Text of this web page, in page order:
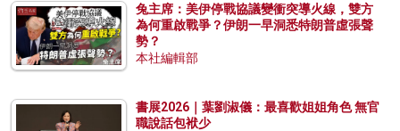
兔主席：美伊停戰協議變衝突導火線，雙方
為何重啟戰爭？伊朗一早洞悉特朗普虛張聲
勢？
本社編輯部
書展2026｜葉劉淑儀：最喜歡姐姐角色 無官
職說話包袱少